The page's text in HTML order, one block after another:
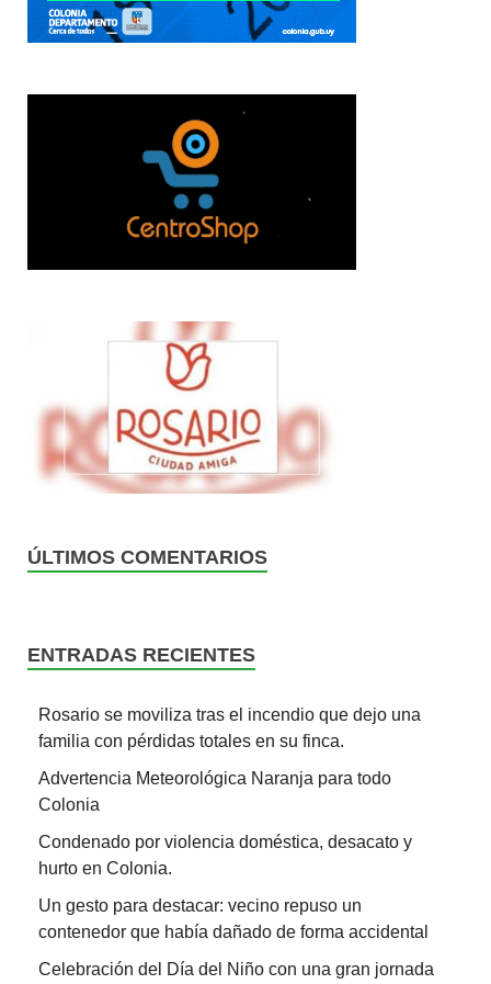
ÚLTIMOS COMENTARIOS
ENTRADAS RECIENTES
Rosario se moviliza tras el incendio que dejo una
familia con pérdidas totales en su finca.
Advertencia Meteorológica Naranja para todo
Colonia
Condenado por violencia doméstica, desacato y
hurto en Colonia.
Un gesto para destacar: vecino repuso un
contenedor que había dañado de forma accidental
Celebración del Día del Niño con una gran jornada